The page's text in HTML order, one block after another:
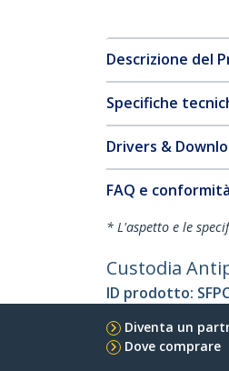
Descrizione del
Specifiche
Drivers &
FAQ e conformità
* L'aspetto e le
Custodia
ID prodotto:
Diventa un
Dove comprare